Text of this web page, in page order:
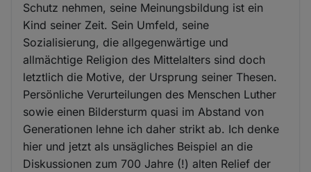
Schutz nehmen, seine Meinungsbildung ist ein
Kind seiner Zeit. Sein Umfeld, seine
Sozialisierung, die allgegenwärtige und
allmächtige Religion des Mittelalters sind doch
letztlich die Motive, der Ursprung seiner Thesen.
Persönliche Verurteilungen des Menschen Luther
sowie einen Bildersturm quasi im Abstand von
Generationen lehne ich daher strikt ab. Ich denke
hier und jetzt als unsägliches Beispiel an die
Diskussionen zum 700 Jahre (!) alten Relief der